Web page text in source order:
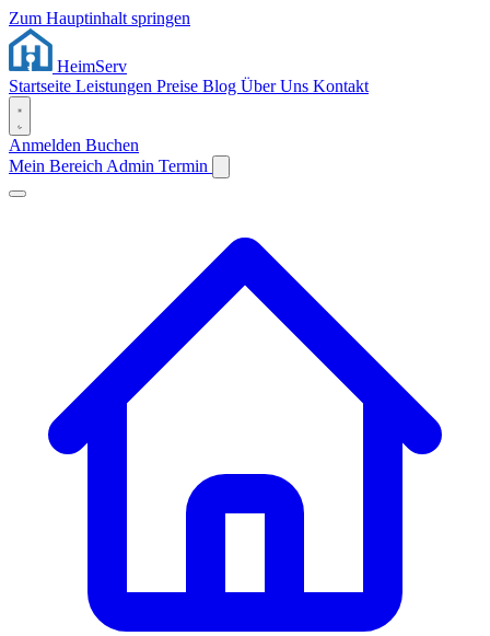
Zum Hauptinhalt springen
HeimServ
Startseite Leistungen Preise Blog Über Uns Kontakt
Anmelden Buchen
Mein Bereich Admin Termin